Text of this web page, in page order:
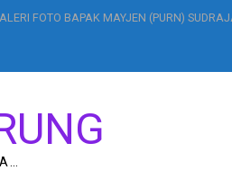
FOTO BAPAK MAYJEN (PURN)